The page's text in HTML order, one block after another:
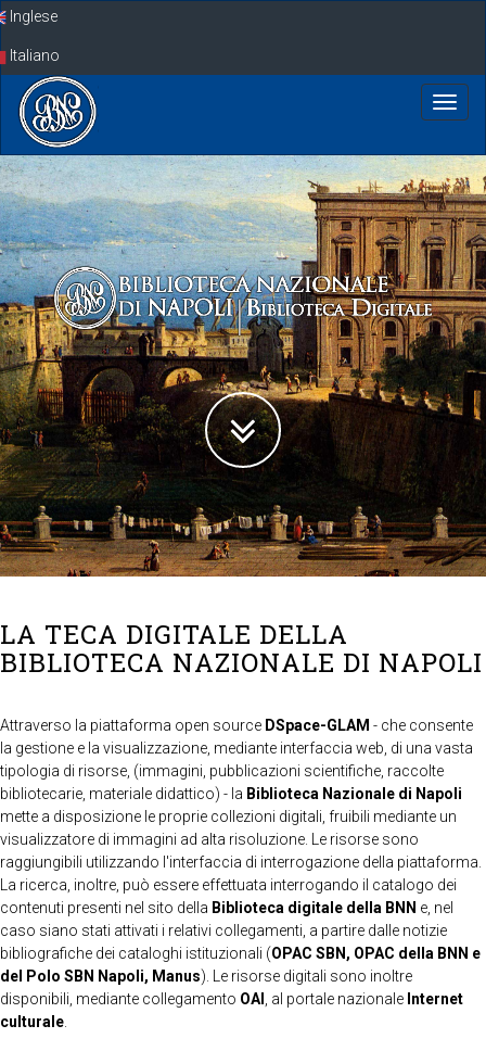
SkipInglese
Italiano
LA TECA DIGITALE DELLA
BIBLIOTECA NAZIONALE DI NAPOLI
Attraverso la piattaforma open source DSpace-GLAM - che consente
la gestione e la visualizzazione, mediante interfaccia web, di una vasta
tipologia di risorse, (immagini, pubblicazioni scientifiche, raccolte
bibliotecarie, materiale didattico) - la Biblioteca Nazionale di Napoli
mette a disposizione le proprie collezioni digitali, fruibili mediante un
visualizzatore di immagini ad alta risoluzione. Le risorse sono
raggiungibili utilizzando l'interfaccia di interrogazione della piattaforma.
La ricerca, inoltre, può essere effettuata interrogando il catalogo dei
contenuti presenti nel sito della Biblioteca digitale della BNN e, nel
caso siano stati attivati i relativi collegamenti, a partire dalle notizie
bibliografiche dei cataloghi istituzionali (OPAC SBN, OPAC della BNN e
del Polo SBN Napoli, Manus). Le risorse digitali sono inoltre
disponibili, mediante collegamento OAI , al portale nazionale Internet
culturale